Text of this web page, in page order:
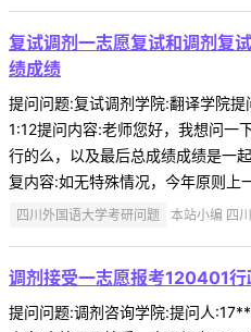
复试调剂一志愿复试和调剂复
绩成绩
提问问题:复试调剂学院:翻译学院
1:12提问内容:老师您好，我想问一
行的么，以及最后总成绩成绩是一
复内容:如无特殊情况，今年原则上
四川外国语大学考研问题 本站小编 四
调剂接受一志愿报考120401
提问问题:调剂咨询学院:提问人